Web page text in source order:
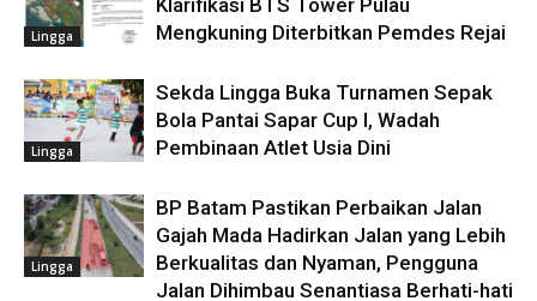
Lingga
Klarifikasi BTS Tower Pulau
Mengkuning Diterbitkan Pemdes Rejai
Lingga
Sekda Lingga Buka Turnamen Sepak
Bola Pantai Sapar Cup I, Wadah
Pembinaan Atlet Usia Dini
Lingga
BP Batam Pastikan Perbaikan Jalan
Gajah Mada Hadirkan Jalan yang Lebih
Berkualitas dan Nyaman, Pengguna
Jalan Dihimbau Senantiasa Berhati-hati